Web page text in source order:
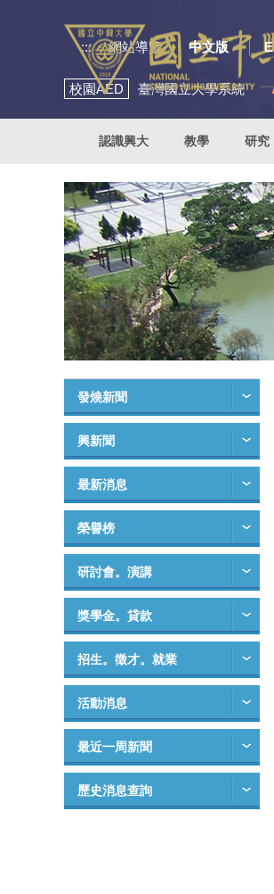
::: 網站導覽 中文版
校園AED 臺灣國立大學系統
認識興大 教學 研究
發燒新聞
興新聞
最新消息
榮譽榜
研討會。演講
獎學金。貸款
招生。徵才。就業
活動消息
最近一周新聞
歷史消息查詢